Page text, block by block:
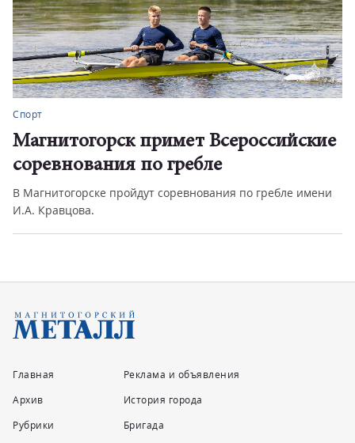
Спорт
Магнитогорск примет Всероссийские
соревнования по гребле
В Магнитогорске пройдут соревнования по гребле имени
И.А. Кравцова.
Главная
Архив
Рубрики
Реклама и объявления
История города
Бригада